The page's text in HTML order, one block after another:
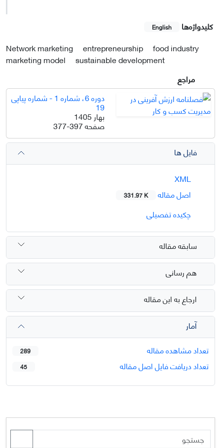
کلیدواژه‌ها English
Network marketing entrepreneurship
food industry
marketing model
sustainable development
مراجع
دوره 6، شماره 1 - شماره پیاپی
19
بهار 1405
صفحه377-397
فایل ها
اصل مقاله
331.97 K
چکیده تفصیلی
سابقه مقاله
هم رسانی
ارجاع به این مقاله
آمار
تعداد مشاهده مقاله
289
تعداد دریافت فایل اصل مقاله 45